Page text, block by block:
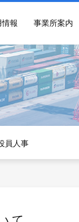
報 事業所案内
員人事